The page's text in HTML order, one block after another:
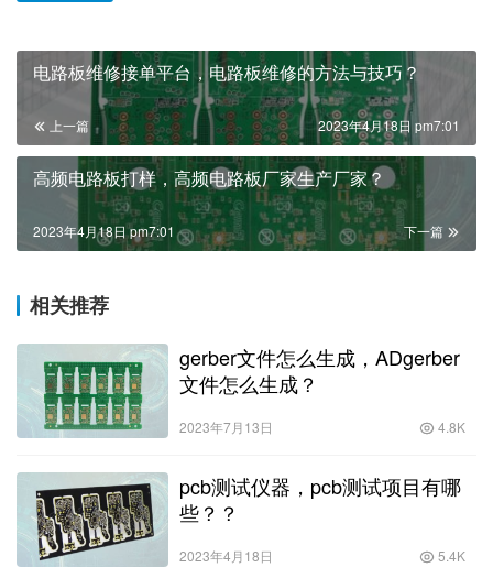
电路板维修接单平台，电路板维修的方法与技巧？
上一篇 2023年4月18日 pm7:01
高频电路板打样，高频电路板厂家生产厂家？
下一篇
2023年4月18日 pm7:01
相关推荐
gerber文件怎么生成，ADgerber
文件怎么生成？
2023年7月13日 4.8K
pcb测试仪器，pcb测试项目有哪
些？？
2023年4月18日 5.4K